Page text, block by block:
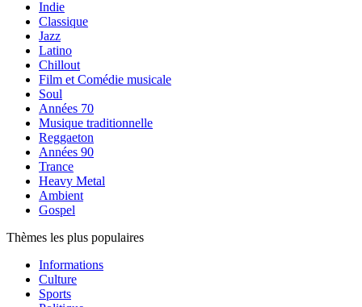
Indie
Classique
Jazz
Latino
Chillout
Film et Comédie musicale
Soul
Années 70
Musique traditionnelle
Reggaeton
Années 90
Trance
Heavy Metal
Ambient
Gospel
Thèmes les plus populaires
Informations
Culture
Sports